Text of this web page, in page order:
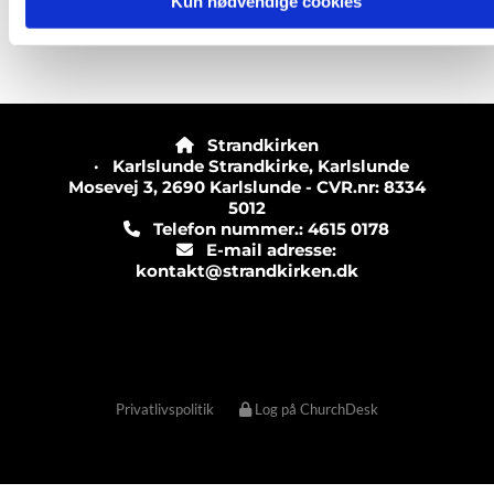

Strandkirken
· Karlslunde Strandkirke, Karlslunde
Mosevej 3, 2690 Karlslunde - CVR.nr: 8334
5012
Telefon nummer.: 4615 0178
E-mail adresse:
kontakt@strandkirken.dk
Privatlivspolitik Log på ChurchDesk